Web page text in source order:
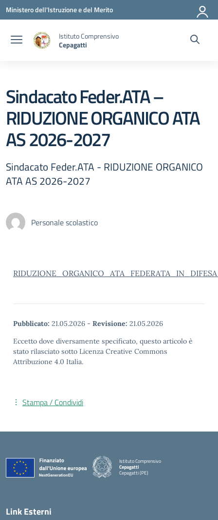
Vai ai contenuti
Vai al menu di navigazione
Vai al footer
Ministero dell'Istruzione e del Merito
Istituto Comprensivo
Cepagatti
Sindacato Feder.ATA –
RIDUZIONE ORGANICO ATA
AS 2026-2027
Sindacato Feder.ATA - RIDUZIONE ORGANICO
ATA AS 2026-2027
Personale scolastico
Pubblicato: 21.05.2026 - Revisione: 21.05.2026
Eccetto dove diversamente specificato, questo articolo è
stato rilasciato sotto Licenza Creative Commons
Attribuzione 4.0 Italia.
Stampa / Condividi
Istituto Comprensivo
Cepagatti
Cepagatti (PE)
— Visita la pagina iniziale della scuola
Link Esterni